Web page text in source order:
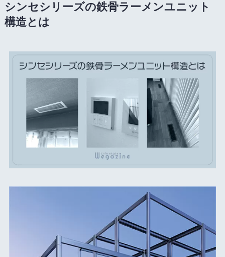
シンセシリーズの鉄骨ラーメンユニット
構造とは